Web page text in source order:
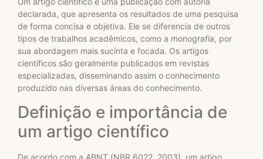
declarada, que apresenta os resultados de uma pesquisa
de forma concisa e objetiva. Ele se diferencia de outros
tipos de trabalhos acadêmicos, como a monografia, por
sua abordagem mais sucinta e focada. Os artigos
científicos são geralmente publicados em revistas
especializadas, disseminando assim o conhecimento
produzido nas diversas áreas do conhecimento.
Definição e importância de
um artigo científico
De acordo com a ABNT (NBR 6022, 2003), um artigo